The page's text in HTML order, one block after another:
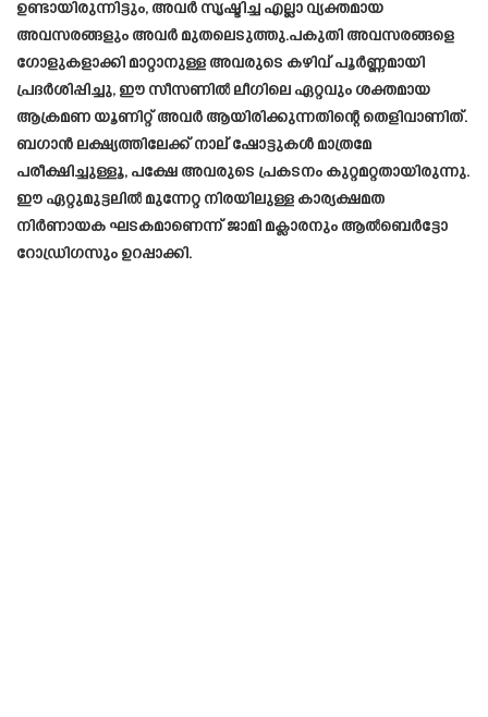
ഉണ്ടായിരുന്നിട്ടും, അവർ സൃഷ്ടിച്ച എല്ലാ വ്യക്തമായ
അവസരങ്ങളും അവർ മുതലെടുത്തു.പകുതി അവസരങ്ങളെ
ഗോളുകളാക്കി മാറ്റാനുള്ള അവരുടെ കഴിവ് പൂർണ്ണമായി
പ്രദർശിപ്പിച്ചു, ഈ സീസണിൽ ലീഗിലെ ഏറ്റവും ശക്തമായ
ആക്രമണ യൂണിറ്റ് അവർ ആയിരിക്കുന്നതിന്റെ തെളിവാണിത്.
ബഗാൻ ലക്ഷ്യത്തിലേക്ക് നാല് ഷോട്ടുകൾ മാത്രമേ
പരീക്ഷിച്ചുള്ളൂ, പക്ഷേ അവരുടെ പ്രകടനം കുറ്റമറ്റതായിരുന്നു.
ഈ ഏറ്റുമുട്ടലിൽ മുന്നേറ്റ നിരയിലുള്ള കാര്യക്ഷമത
നിർണായക ഘടകമാണെന്ന് ജാമി മക്ലാരനും ആൽബെർട്ടോ
റോഡ്രിഗസും ഉറപ്പാക്കി.